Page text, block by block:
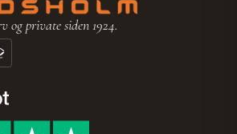
og private siden 1924.